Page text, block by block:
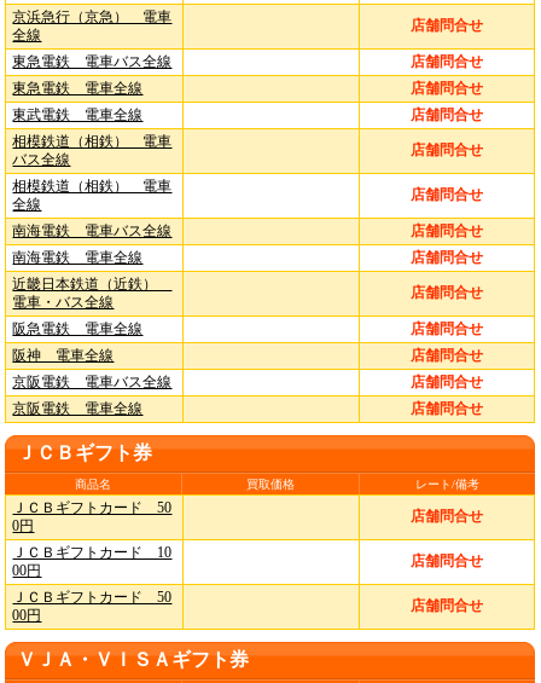
京浜急行（京急） 電車
全線
店舗問合せ
東急電鉄 電車バス全線
店舗問合せ
東急電鉄 電車全線
店舗問合せ
東武電鉄 電車全線
店舗問合せ
相模鉄道（相鉄） 電車
バス全線
店舗問合せ
相模鉄道（相鉄） 電車
全線
店舗問合せ
南海電鉄 電車バス全線
店舗問合せ
南海電鉄 電車全線
店舗問合せ
近畿日本鉄道（近鉄）
電車・バス全線
店舗問合せ
阪急電鉄 電車全線
店舗問合せ
阪神 電車全線
店舗問合せ
京阪電鉄 電車バス全線
店舗問合せ
京阪電鉄 電車全線
店舗問合せ
ＪＣＢギフト券
商品名 買取価格 レート/備考
ＪＣＢギフトカード 50
0円
店舗問合せ
ＪＣＢギフトカード 10
00円
店舗問合せ
ＪＣＢギフトカード 50
00円
店舗問合せ
ＶＪＡ・ＶＩＳＡギフト券